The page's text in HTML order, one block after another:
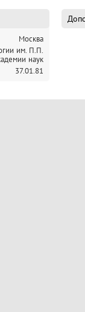
Москва
им. П.П.
наук
37.01.81